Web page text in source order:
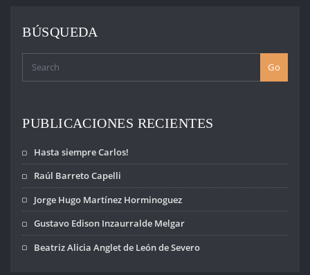
ENTRADAS
BÚSQUEDA
Go
PUBLICACIONES RECIENTES
Hasta siempre Carlos!
Raúl Barreto Capelli
Jorge Hugo Martínez Horminoguez
Gustavo Edison Inzaurralde Melgar
Beatriz Alicia Anglet de León de Severo